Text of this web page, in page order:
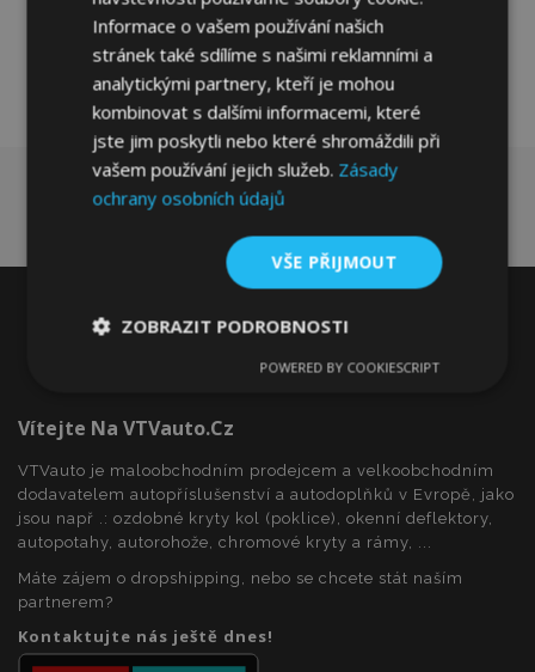
Vítejte Na VTVauto.cz
VTVauto je maloobchodním prodejcem a velkoobchodním
dodavatelem autopříslušenství a autodoplňků v Evropě, jako
jsou např .: ozdobné kryty kol (poklice), okenní deflektory,
autopotahy, autorohože, chromové kryty a rámy, ...
Máte zájem o dropshipping, nebo se chcete stát naším
partnerem?
Kontaktujte nás ještě dnes!
Informace o vašem používání našich
stránek také sdílíme s našimi reklamními a
analytickými partnery, kteří je mohou
kombinovat s dalšími informacemi, které
jste jim poskytli nebo které shromáždili při
vašem používání jejich služeb. Zásady
ochrany osobních údajů
VŠE PŘIJMOUT
ZOBRAZIT PODROBNOSTI
soubory
Výkonové
Soubory
Funkční soubory
POWERED BY COOKIESCRIPT